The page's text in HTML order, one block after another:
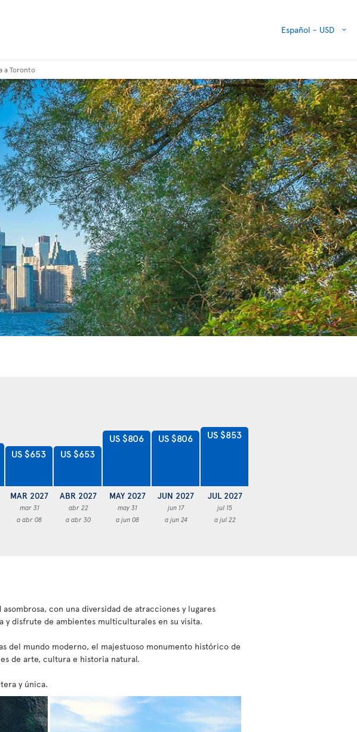
Español - USD
a Toronto
US $653
MAR 2027
mar 31
a abr 08
US $653
ABR 2027
abr 22
a abr 30
US $806
MAY 2027
may 31
a jun 08
US $806
JUN 2027
jun 17
a jun 24
US $853
JUL 2027
jul 15
a jul 22
con una diversidad de atracciones y lugares
y disfrute de ambientes multiculturales en su visita.
del mundo moderno, el majestuoso monumento histórico de
de arte, cultura e historia natural.
y única.